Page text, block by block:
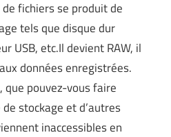
fichiers se produit de
tels que disque dur
USB, etc.Il devient RAW, il
données enregistrées.
que pouvez-vous faire
stockage et d’autres
inaccessibles en